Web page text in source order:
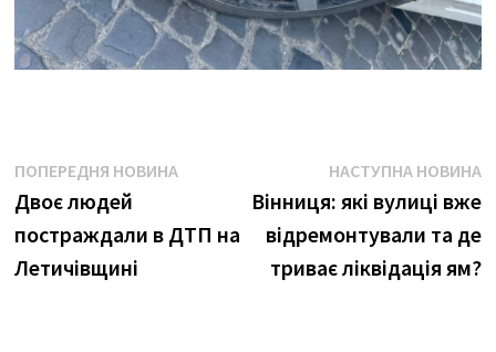
Навігація
записів
ПОПЕРЕДНЯ НОВИНАПопередня
Двоє людей
постраждали в ДТП на
Летичівщині
НАСТУПНА НОВИНА
Вінниця: які вулиці вже
відремонтували та де
триває ліквідація ям?